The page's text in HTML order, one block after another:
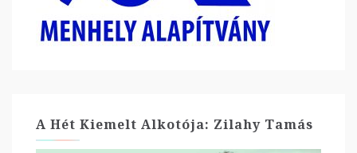
A Hét Kiemelt Alkotója: Zilahy Tamás